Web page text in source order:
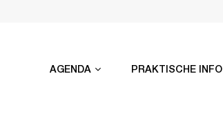
AGENDA PRAKTISCHE INFO